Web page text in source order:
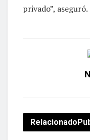
privado”, aseguró.
Relacionado